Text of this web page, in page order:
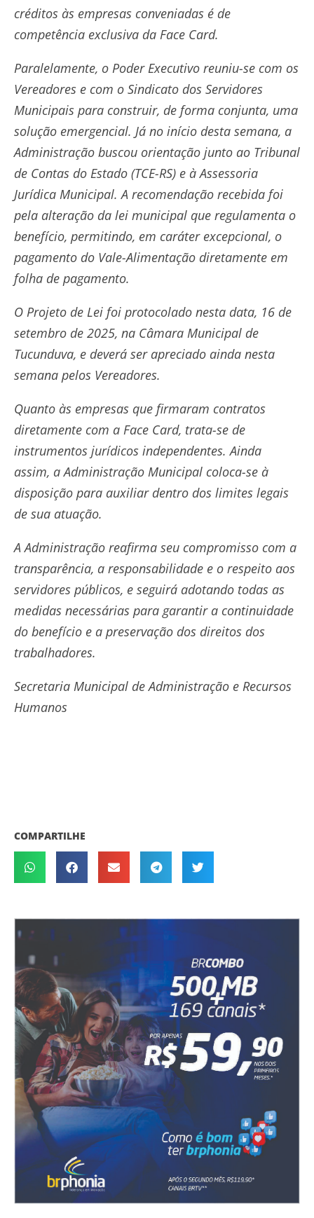
créditos às empresas conveniadas é de
competência exclusiva da Face Card.
Paralelamente, o Poder Executivo reuniu-se com os
Vereadores e com o Sindicato dos Servidores
Municipais para construir, de forma conjunta, uma
solução emergencial. Já no início desta semana, a
Administração buscou orientação junto ao Tribunal
de Contas do Estado (TCE-RS) e à Assessoria
Jurídica Municipal. A recomendação recebida foi
pela alteração da lei municipal que regulamenta o
benefício, permitindo, em caráter excepcional, o
pagamento do Vale-Alimentação diretamente em
folha de pagamento.
O Projeto de Lei foi protocolado nesta data, 16 de
setembro de 2025, na Câmara Municipal de
Tucunduva, e deverá ser apreciado ainda nesta
semana pelos Vereadores.
Quanto às empresas que firmaram contratos
diretamente com a Face Card, trata-se de
instrumentos jurídicos independentes. Ainda
assim, a Administração Municipal coloca-se à
disposição para auxiliar dentro dos limites legais
de sua atuação.
A Administração reafirma seu compromisso com a
transparência, a responsabilidade e o respeito aos
servidores públicos, e seguirá adotando todas as
medidas necessárias para garantir a continuidade
do benefício e a preservação dos direitos dos
trabalhadores.
Secretaria Municipal de Administração e Recursos
Humanos
COMPARTILHE